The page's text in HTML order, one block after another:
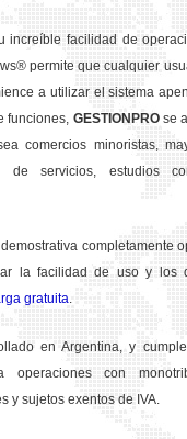
increíble facilidad de
permite que cualquier
a utilizar el sistema
funciones, GESTION PROse
comercios minoristas,
de servicios, estudios
completamente
la facilidad de uso y los
gratuita.
en Argentina, y
operaciones con
y sujetos exentos de IVA.